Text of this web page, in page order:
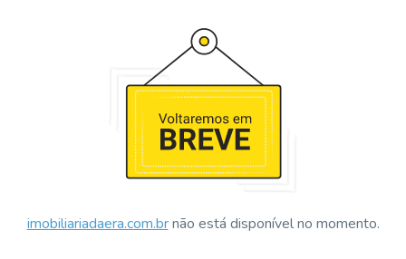
imobiliariadaera.com.brnão está disponível no momento.